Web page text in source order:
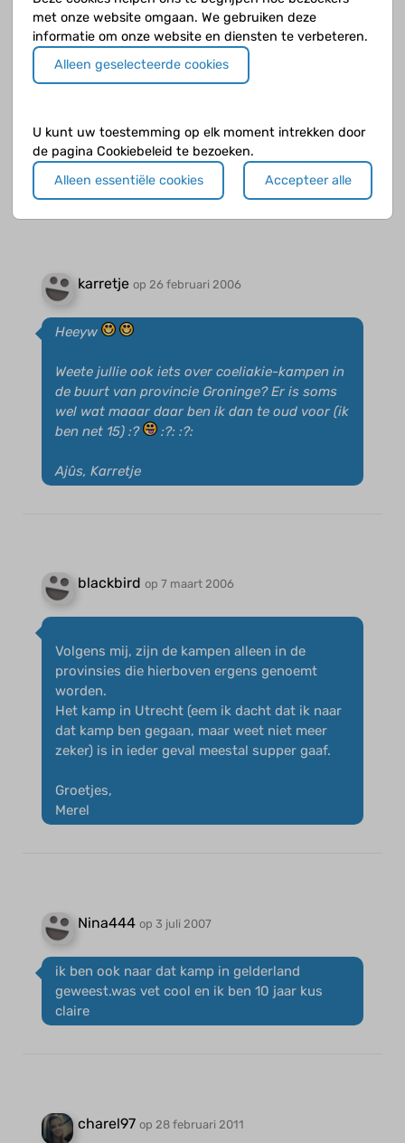
Als ik weet wanneer en waar enzo ga ik
mischien wel als het niet te ver weg is
karretje op 26 februari 2006
Heeyw
Weete jullie ook iets over coeliakie-kampen in
de buurt van provincie Groninge? Er is soms
wel wat maaar daar ben ik dan te oud voor (ik
ben net 15) :?
:?: :?:
Ajûs, Karretje
blackbird op 7 maart 2006
Volgens mij, zijn de kampen alleen in de
provinsies die hierboven ergens genoemt
worden.
Het kamp in Utrecht (eem ik dacht dat ik naar
dat kamp ben gegaan, maar weet niet meer
zeker) is in ieder geval meestal supper gaaf.
Groetjes,
Merel
Nina444 op 3 juli 2007
ik ben ook naar dat kamp in gelderland
geweest.was vet cool en ik ben 10 jaar kus
claire
charel97 op 28 februari 2011
met onze website omgaan. We gebruiken deze
informatie om onze website en diensten te verbeteren.
Alleen geselecteerde cookies
U kunt uw toestemming op elk moment intrekken door
de pagina Cookiebeleid te bezoeken.
Alleen essentiële cookies
Accepteer alle